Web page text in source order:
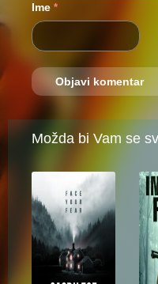
Ime *
Možda bi Vam se